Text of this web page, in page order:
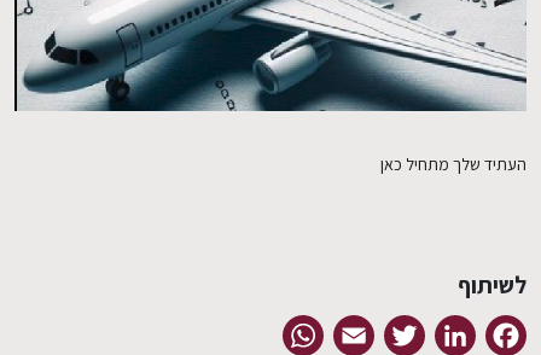
העתיד שלך מתחיל כאן
לשיתוף
Facebook
LinkedIn
Twitter
Email